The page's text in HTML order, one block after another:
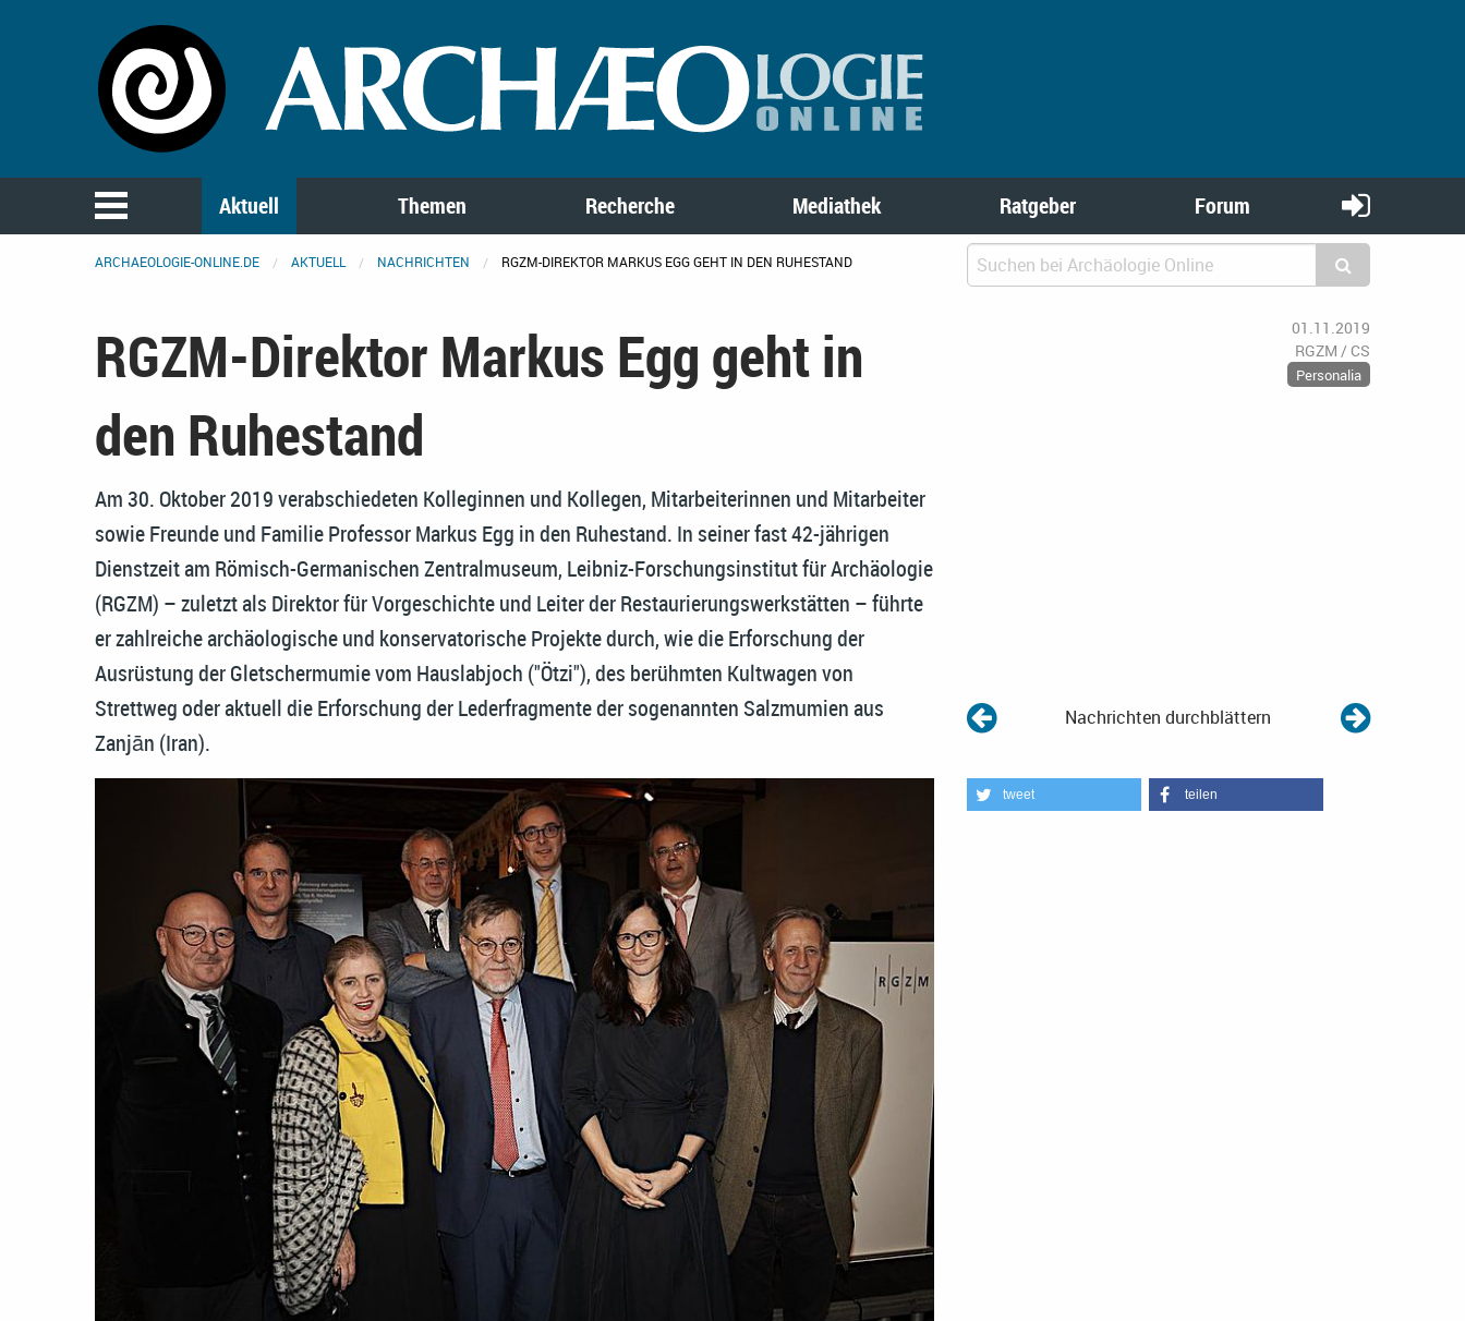
Aktuell Themen Recherche Mediathek Ratgeber Forum
ARCHAEOLOGIE-ONLINE.DE AKTUELL NACHRICHTEN RGZM-DIREKTOR MARKUS EGG GEHT IN DEN RUHESTAND
RGZM-Direktor Markus Egg geht in
den Ruhestand
01.11.2019
RGZM / CS
Personalia
Am 30. Oktober 2019 verabschiedeten Kolleginnen und Kollegen, Mitarbeiterinnen und Mitarbeiter
sowie Freunde und Familie Professor Markus Egg in den Ruhestand. In seiner fast 42-jährigen
Dienstzeit am Römisch-Germanischen Zentralmuseum, Leibniz-Forschungsinstitut für Archäologie
(RGZM) – zuletzt als Direktor für Vorgeschichte und Leiter der Restaurierungswerkstätten – führte
er zahlreiche archäologische und konservatorische Projekte durch, wie die Erforschung der
Ausrüstung der Gletschermumie vom Hauslabjoch ("Ötzi"), des berühmten Kultwagen von
Strettweg oder aktuell die Erforschung der Lederfragmente der sogenannten Salzmumien aus
Zanjān (Iran).
Nachrichten durchblättern
tweet teilen